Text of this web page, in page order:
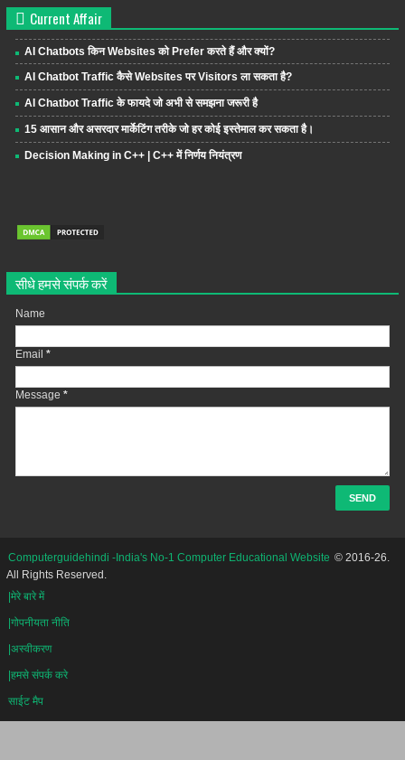
Current Affair
AI Chatbots किन Websites को Prefer करते हैं और क्यों?
AI Chatbot Traffic कैसे Websites पर Visitors ला सकता है?
AI Chatbot Traffic के फायदे जो अभी से समझना जरूरी है
15 आसान और असरदार मार्केटिंग तरीके जो हर कोई इस्तेमाल कर सकता है।
Decision Making in C++ | C++ में निर्णय नियंत्रण
सीधे हमसे संपर्क करें
Name
Email *
Message *
Computerguidehindi -India's No-1 Computer Educational Website © 2016-26.
All Rights Reserved.
|मेरे बारे में
|गोपनीयता नीति
|अस्वीकरण
|हमसे संपर्क करे
साईट मैप